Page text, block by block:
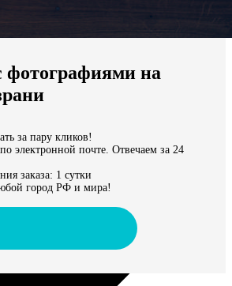
миру
фотографиями на
за пару кликов!
электронной почте. Отвечаем за 24
заказа: 1 сутки
город РФ и мира!